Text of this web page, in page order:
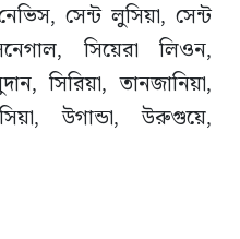
সেন্ট লুসিয়া, সেন্ট
সিয়েরা লিওন,
সিরিয়া, তানজানিয়া,
উগান্ডা, উরুগুয়ে,